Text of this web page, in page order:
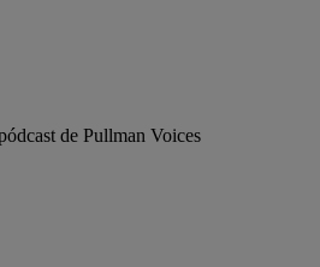
de Pullman Voices